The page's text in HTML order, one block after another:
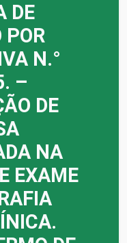
DE
POR
N.°
–
DE
NA
EXAME